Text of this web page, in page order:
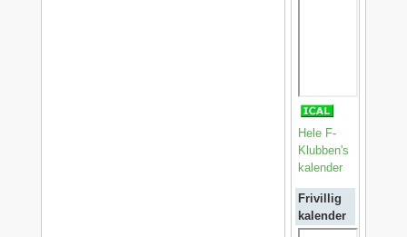
Hele F-
Klubben's
kalender
Frivillig
kalender